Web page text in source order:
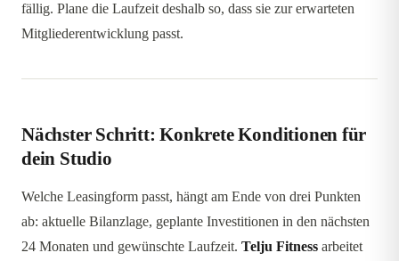
fällig. Plane die Laufzeit deshalb so, dass sie zur erwarteten
Mitgliederentwicklung passt.
Nächster Schritt: Konkrete Konditionen für
dein Studio
Welche Leasingform passt, hängt am Ende von drei Punkten
ab: aktuelle Bilanzlage, geplante Investitionen in den nächsten
24 Monaten und gewünschte Laufzeit. Telju Fitness arbeitet